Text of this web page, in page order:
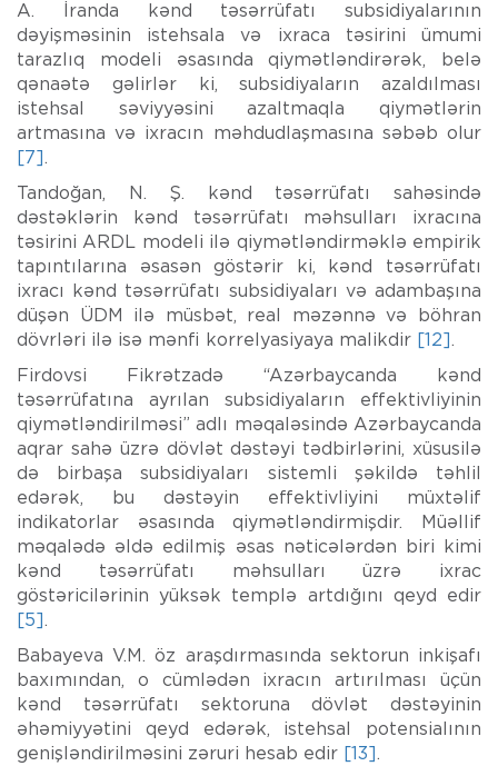
A. İranda kənd təsərrüfatı subsidiyalarının
dəyişməsinin istehsala və ixraca təsirini ümumi
tarazlıq modeli əsasında qiymətləndirərək, belə
qənaətə gəlirlər ki, subsidiyaların azaldılması
istehsal səviyyəsini azaltmaqla qiymətlərin
artmasına və ixracın məhdudlaşmasına səbəb olur
[7].
Tandoğan, N. Ş. kənd təsərrüfatı sahəsində
dəstəklərin kənd təsərrüfatı məhsulları ixracına
təsirini ARDL modeli ilə qiymətləndirməklə empirik
tapıntılarına əsasən göstərir ki, kənd təsərrüfatı
ixracı kənd təsərrüfatı subsidiyaları və adambaşına
düşən ÜDM ilə müsbət, real məzənnə və böhran
dövrləri ilə isə mənfi korrelyasiyaya malikdir [12].
Firdovsi Fikrətzadə “Azərbaycanda kənd
təsərrüfatına ayrılan subsidiyaların effektivliyinin
qiymətləndirilməsi” adlı məqaləsində Azərbaycanda
aqrar sahə üzrə dövlət dəstəyi tədbirlərini, xüsusilə
də birbaşa subsidiyaları sistemli şəkildə təhlil
edərək, bu dəstəyin effektivliyini müxtəlif
indikatorlar əsasında qiymətləndirmişdir. Müəllif
məqalədə əldə edilmiş əsas nəticələrdən biri kimi
kənd təsərrüfatı məhsulları üzrə ixrac
göstəricilərinin yüksək templə artdığını qeyd edir
[5].
Babayeva V.M. öz araşdırmasında sektorun inkişafı
baxımından, o cümlədən ixracın artırılması üçün
kənd təsərrüfatı sektoruna dövlət dəstəyinin
əhəmiyyətini qeyd edərək, istehsal potensialının
genişləndirilməsini zəruri hesab edir [13].